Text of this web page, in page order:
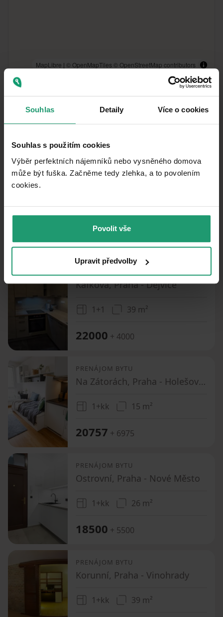
Souhlas Detaily Více o cookies
Souhlas s použitím cookies
Výběr perfektních nájemníků nebo vysněného domova
může být fuška. Začněme tedy zlehka, a to povolením
cookies.​
Povolit vše
Upravit předvolby
MapLibre | © OpenMapTiles © OpenStreetMap contributors
Vzdialenosť k
nehnuteľnosť
Kafkova, Praha - Dejvice
1+1 39 m²
22000 + 4000
PRENÁJOM BYTU
Na Zátorách, Praha - Holešovice
1+kk 15 m²
20757 + 6975
PRENÁJOM BYTU
Ostrovní, Praha - Nové Město
1+kk 26 m²
18500 + 5500
PRENÁJOM BYTU
Korunní, Praha - Vinohrady
1+kk 39 m²